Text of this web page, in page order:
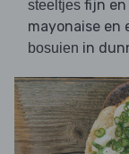
steeltjes fijn en
mayonaise en
bosuien in